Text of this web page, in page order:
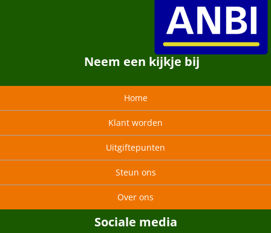
Neem een kijkje bij
Home
Klant worden
Uitgiftepunten
Steun ons
Over ons
Sociale media